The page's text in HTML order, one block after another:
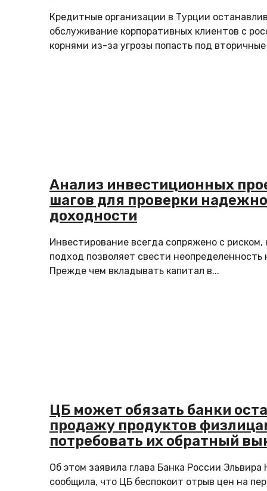
Кредитные организации в Турции
обслуживание корпоративных клиентов с
корнями из-за угрозы попасть под
Анализ инвестиционных
шагов для проверки
доходности
Инвестирование всегда сопряжено с риском,
подход позволяет свести
Прежде чем вкладывать капитал в...
ЦБ может обязать банки
продажу продуктов
потребовать их обратный
Об этом заявила глава Банка России
сообщила, что ЦБ беспокоит отрыв цен на